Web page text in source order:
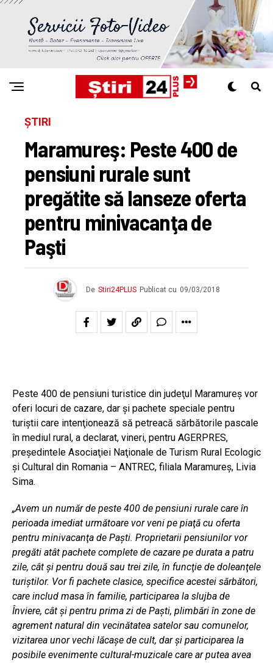
ȘTIRI
Maramureş: Peste 400 de
pensiuni rurale sunt
pregătite să lanseze oferta
pentru minivacanţa de
Paşti
De Stiri24PLUS Publicat cu 09/03/2018
Peste 400 de pensiuni turistice din judeţul Maramureş vor
oferi locuri de cazare, dar şi pachete speciale pentru
turiştii care intenţionează să petreacă sărbătorile pascale
în mediul rural, a declarat, vineri, pentru AGERPRES,
preşedintele Asociaţiei Naţionale de Turism Rural Ecologic
şi Cultural din Romania – ANTREC, filiala Maramureş, Livia
Sima.
„Avem un număr de peste 400 de pensiuni rurale care în
perioada imediat următoare vor veni pe piaţă cu oferta
pentru minivacanţa de Paşti. Proprietarii pensiunilor vor
pregăti atât pachete complete de cazare pe durata a patru
zile, cât şi pentru două sau trei zile, în funcţie de doleanţele
turiştilor. Vor fi pachete clasice, specifice acestei sărbători,
care includ masa în familie, participarea la slujba de
Înviere, cât şi pentru prima zi de Paşti, plimbări în zone de
agrement natural din vecinătatea satelor sau comunelor,
vizitarea unor vechi lăcaşe de cult, dar şi participarea la
posibile evenimente cultural-muzicale care ar putea avea